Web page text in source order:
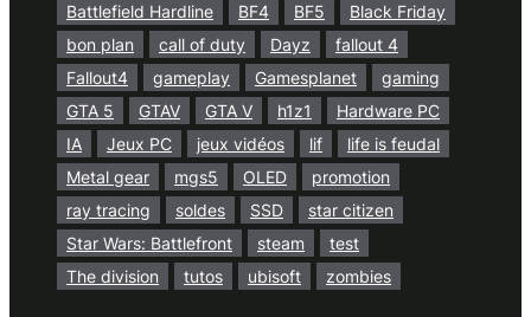
Battlefield Hardline
BF4 BF5
Black Friday
bon plan
call of duty Dayz
fallout 4
Fallout4
gameplay Gamesplanet
gaming
GTA 5
GTAV GTA V h1z1
Hardware PC
IA
Jeux PC jeux vidéos lif
life is feudal
Metal gear
mgs5 OLED
promotion
ray tracing
soldes SSD
star citizen
Star Wars: Battlefront
steam
test
The division
tutos ubisoft zombies